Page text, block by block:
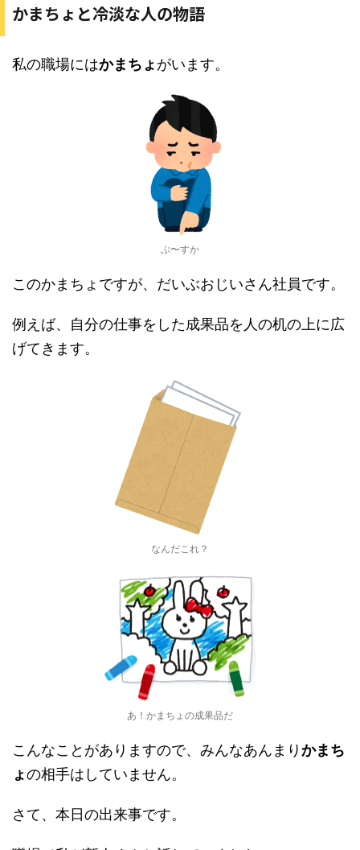
かまちょと冷淡な人の物語
私の職場にはかまちょ がいます。
ぷ〜すか
このかまちょですが、だいぶおじいさん社員です。
例えば、自分の仕事をした成果品を人の机の上に広
げてきます。
なんだこれ？
あ！かまちょの成果品だ
こんなことがありますので、みんなあんまりかまち
ょの相手はしていません。
さて、本日の出来事です。